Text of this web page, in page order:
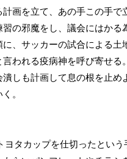
画を立て、あの手この手
の邪魔をし、議会にはか
、サッカーの試合による
われる疫病神を呼び寄せ
しも計画して息の根を止
。
タカップを仕切ったとい